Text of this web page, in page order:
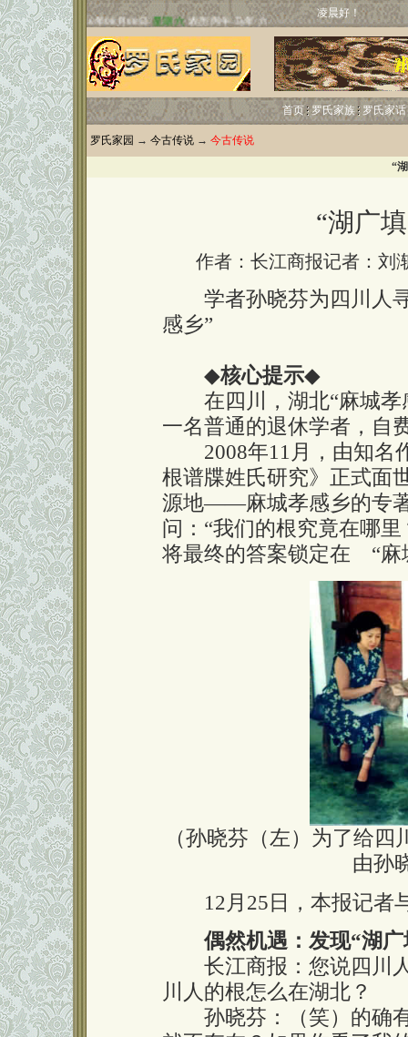
凌晨好！
首页 罗氏家族 罗氏家话
罗氏家园 → 今古传说 → 今古传说
“
“湖广
作者：长江商报记者：
学者孙晓芬为四川人寻
感乡”
◆核心提示◆
在四川，湖北“麻城孝
一名普通的退休学者，自
2008年11月，由知名
根谱牒姓氏研究》正式面
源地——麻城孝感乡的专
问：“我们的根究竟在哪
将最终的答案锁定在 “麻
（孙晓芬（左）为了给
由孙
12月25日，本报记
偶然机遇：发现“湖
长江商报：您说四川人
川人的根怎么在湖北？
孙晓芬：（笑）的确有